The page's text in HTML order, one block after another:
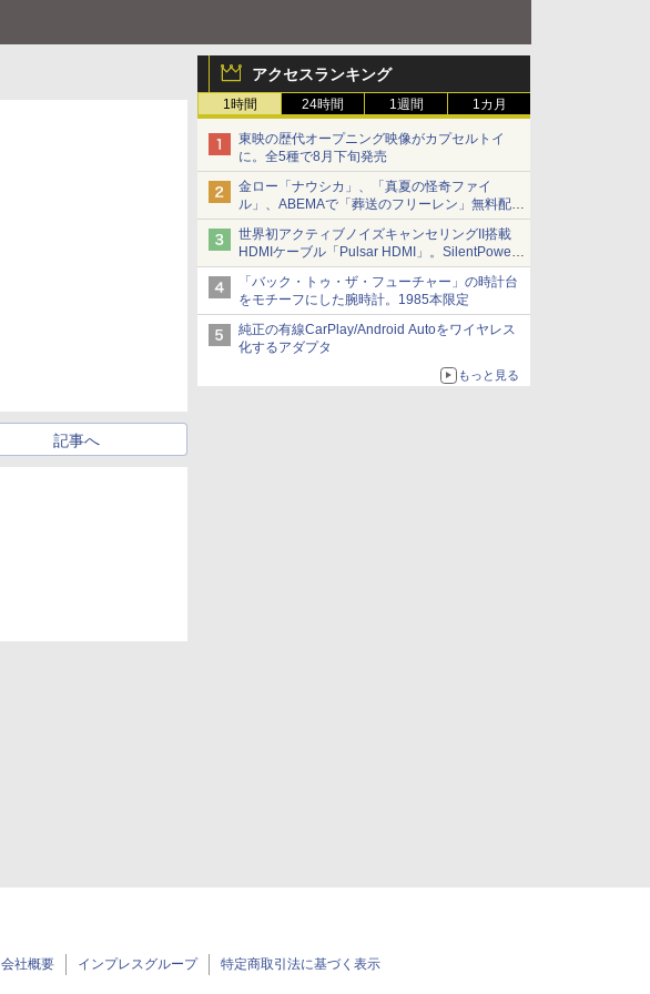
アクセスランキング
1時間 24時間 1週間 1カ月
東映の歴代オープニング映像がカプセルトイ
に。全5種で8月下旬発売
金ロー「ナウシカ」、「真夏の怪奇ファイ
ル」、ABEMAで「葬送のフリーレン」無料配信
など。夏の特番・配信情報
世界初アクティブノイズキャンセリングII搭載
HDMIケーブル「Pulsar HDMI」。SilentPower
から
「バック・トゥ・ザ・フューチャー」の時計台
をモチーフにした腕時計。1985本限定
純正の有線CarPlay/Android Autoをワイヤレス
化するアダプタ
もっと見る
記事へ
会社概要 インプレスグループ 特定商取引法に基づく表示